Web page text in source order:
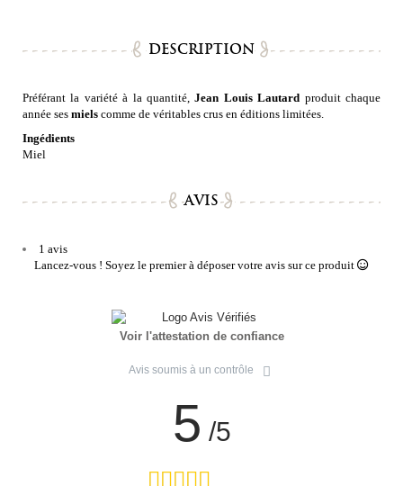
DESCRIPTION
Préférant la variété à la quantité,Jean Louis Lautard produit chaque
année ses miels comme de véritables crus en éditions limitées.
Ingédients
Miel
AVIS
1 avis
Lancez-vous ! Soyez le premier à déposer votre avis sur ce produit
Voir l'attestation de confiance
Avis soumis à un contrôle
5 /5